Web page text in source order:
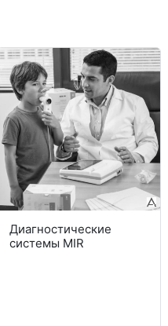
Диагностические
системы MIR